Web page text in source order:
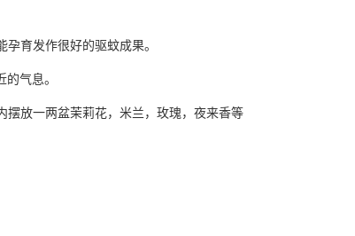
育发作很好的驱蚊成果。
气息。
放一两盆茉莉花，米兰，玫瑰，夜来香等